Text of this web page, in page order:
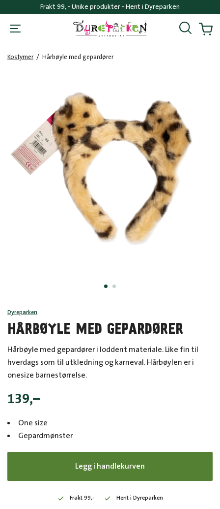
Frakt 99, - Unike produkter - Hent i Dyreparken
Søk
Kostymer / Hårbøyle med gepardører
Dyreparken
HÅRBØYLE MED GEPARDØRER
Hårbøyle med gepardører i loddent materiale. Like fin til
hverdags som til utkledning og karneval. Hårbøylen er i
onesize barnestørrelse.
139,–
One size
Gepardmønster
Legg i handlekurven
Frakt 99,- Hent i Dyreparken